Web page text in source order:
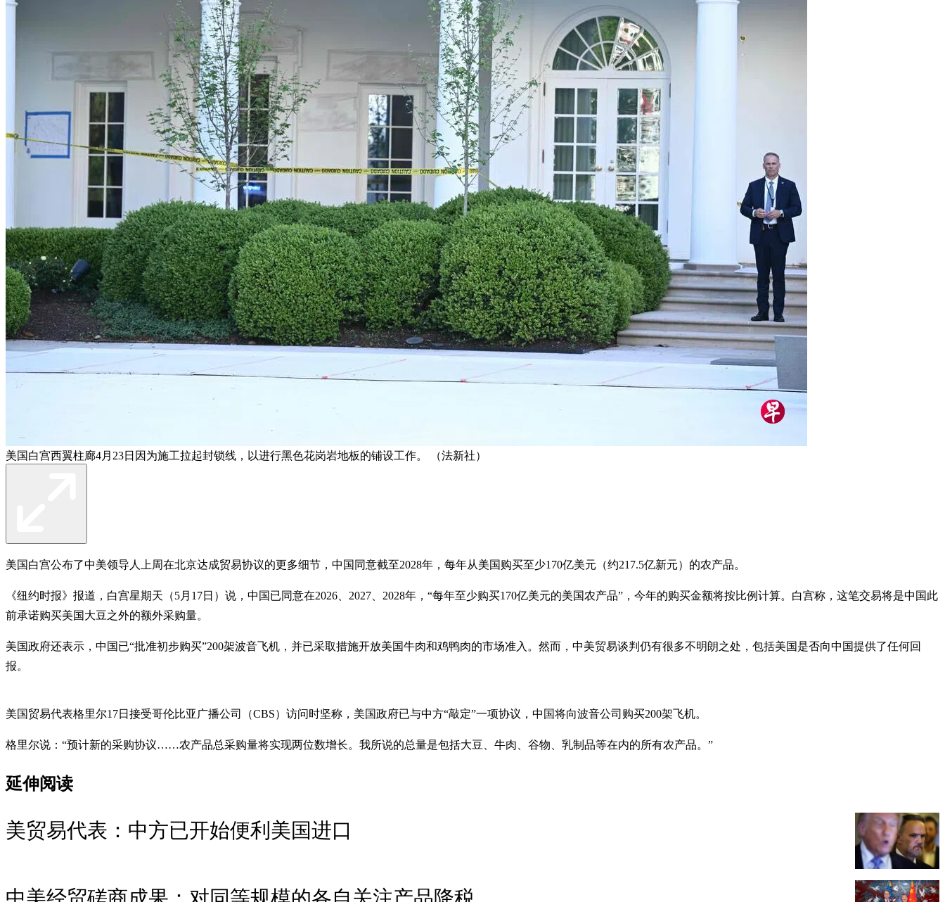
美国白宫西翼柱廊4月23日因为施工拉起封锁线，以进行黑色花岗岩地板的铺设工作。 （法新社）
美国白宫公布了中美领导人上周在北京达成贸易协议的更多细节，中国同意截至2028年，每年从美国购买至少170亿美元（约217.5亿新元）的农产品。
《纽约时报》报道，白宫星期天（5月17日）说，中国已同意在2026、2027、2028年，“每年至少购买170亿美元的美国农产品”，今年的购买金额将按比例计算。白宫称，这笔交易将是中国此
前承诺购买美国大豆之外的额外采购量。
美国政府还表示，中国已“批准初步购买”200架波音飞机，并已采取措施开放美国牛肉和鸡鸭肉的市场准入。然而，中美贸易谈判仍有很多不明朗之处，包括美国是否向中国提供了任何回
报。
美国贸易代表格里尔17日接受哥伦比亚广播公司（CBS）访问时坚称，美国政府已与中方“敲定”一项协议，中国将向波音公司购买200架飞机。
格里尔说：“预计新的采购协议……农产品总采购量将实现两位数增长。我所说的总量是包括大豆、牛肉、谷物、乳制品等在内的所有农产品。”
延伸阅读
美贸易代表：中方已开始便利美国进口